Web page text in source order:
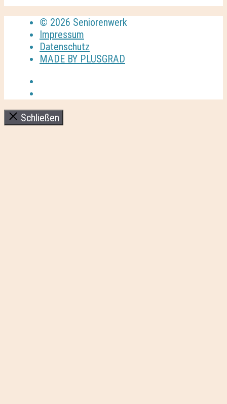
© 2026 Seniorenwerk
Impressum
Datenschutz
MADE BY PLUSGRAD
Schließen